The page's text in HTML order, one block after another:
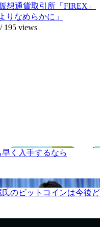
想通貨取引所「FIREX」
りなめらかに」
/ 195 views
く入手するなら
のビットコインは今後ど